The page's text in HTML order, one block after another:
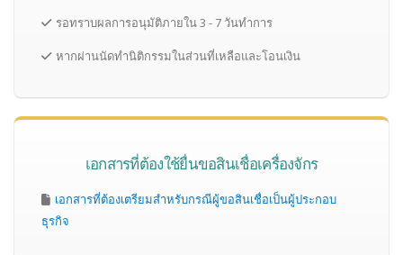
รอทราบผลการอนุมัติภายใน 3 - 7 วันทำการ
หากผ่านนัดทำนิติกรรมในส่วนที่เหลือและโอนเงิน
เอกสารที่ต้องใช้ยื่นขอสินเชื่อเครื่องจักร
เอกสารที่ต้องเตรียมสำหรับกรณีผู้ขอสินเชื่อเป็นผู้ประกอบ
ธุรกิจ